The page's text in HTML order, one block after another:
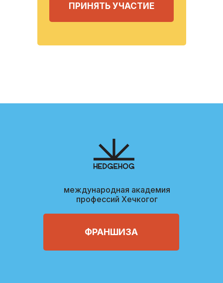
ПРИНЯТЬ УЧАСТИЕ
международная академия
профессий Хечкогог
ФРАНШИЗА